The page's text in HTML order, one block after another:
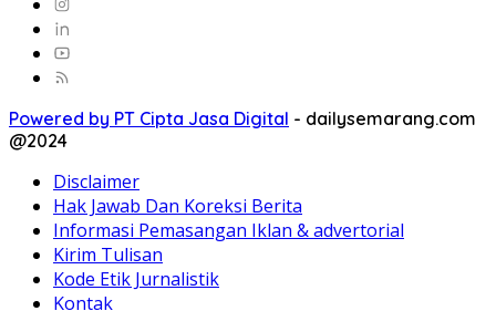
Powered by PT Cipta Jasa Digital - dailysemarang.com
@2024
Disclaimer
Hak Jawab Dan Koreksi Berita
Informasi Pemasangan Iklan & advertorial
Kirim Tulisan
Kode Etik Jurnalistik
Kontak